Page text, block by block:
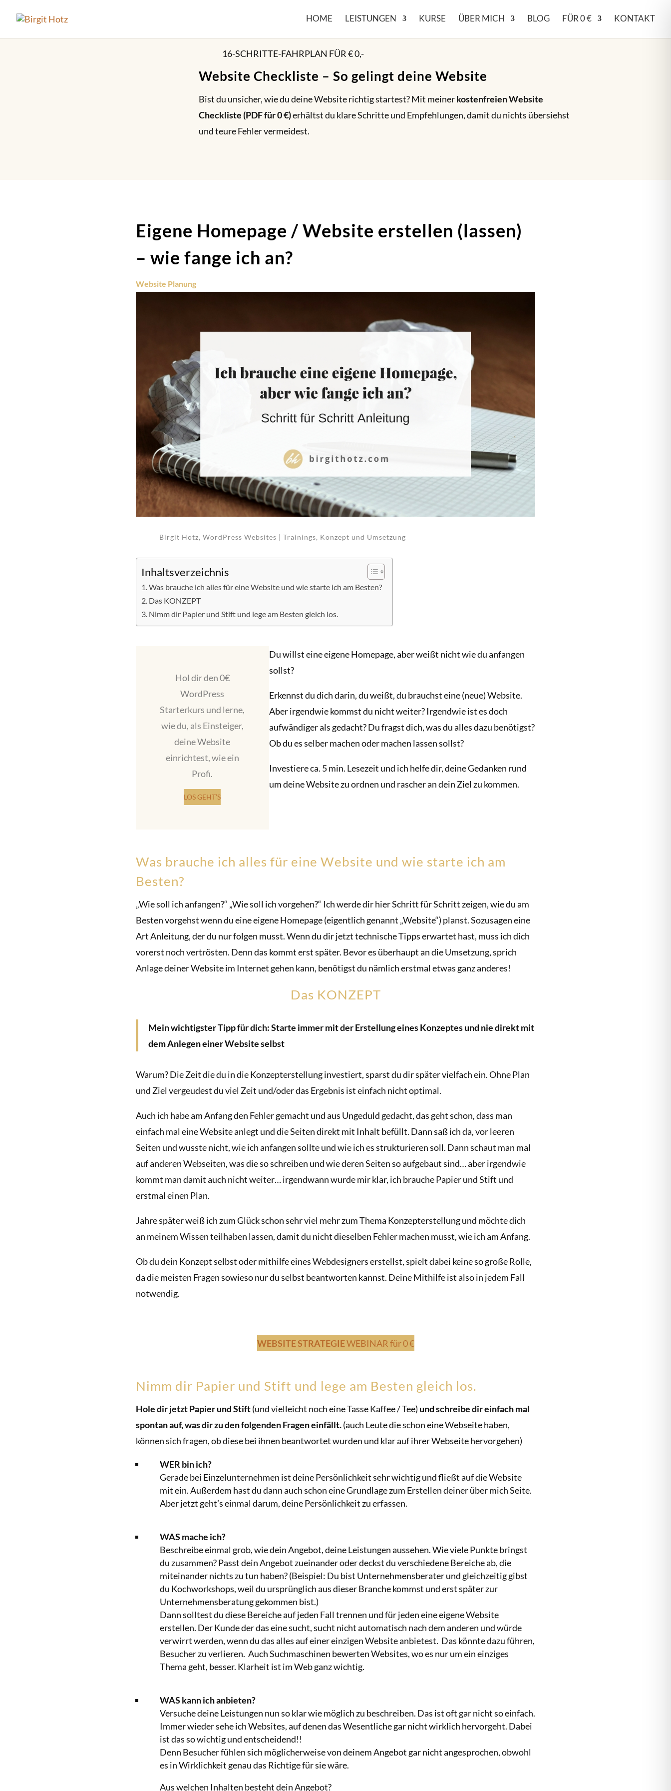
HOME LEISTUNGEN KURSE ÜBER MICH BLOG FÜR 0 € KONTAKT
16-SCHRITTE-FAHRPLAN FÜR € 0,-
Website Checkliste – So gelingt deine Website
Bist du unsicher, wie du deine Website richtig startest? Mit meinerkostenfreien Website
Checkliste (PDF für 0 €)erhältst du klare Schritte und Empfehlungen, damit du nichts übersiehst
und teure Fehler vermeidest.
Eigene Homepage / Website erstellen (lassen)
– wie fange ich an?
Website Planung
Birgit Hotz, WordPress Websites | Trainings, Konzept und Umsetzung
Inhaltsverzeichnis
Was brauche ich alles für eine Website und wie starte ich am Besten?
Das KONZEPT
Nimm dir Papier und Stift und lege am Besten gleich los.
Hol dir den 0€
WordPress
Starterkurs und lerne,
wie du, als Einsteiger,
deine Website
einrichtest, wie ein
Profi.
LOS GEHT’S
Du willst eine eigene Homepage, aber weißt nicht wie du anfangen
sollst?
Erkennst du dich darin, du weißt, du brauchst eine (neue) Website.
Aber irgendwie kommst du nicht weiter? Irgendwie ist es doch
aufwändiger als gedacht? Du fragst dich, was du alles dazu benötigst?
Ob du es selber machen oder machen lassen sollst?
Investiere ca. 5 min. Lesezeit und ich helfe dir, deine Gedanken rund
um deine Website zu ordnen und rascher an dein Ziel zu kommen.
Was brauche ich alles für eine Website und wie starte ich am
Besten?
„Wie soll ich anfangen?“ „Wie soll ich vorgehen?“ Ich werde dir hier Schritt für Schritt zeigen, wie du am
Besten vorgehst wenn du eine eigene Homepage (eigentlich genannt „Website“) planst. Sozusagen eine
Art Anleitung, der du nur folgen musst. Wenn du dir jetzt technische Tipps erwartet hast, muss ich dich
vorerst noch vertrösten. Denn das kommt erst später. Bevor es überhaupt an die Umsetzung, sprich
Anlage deiner Website im Internet gehen kann, benötigst du nämlich erstmal etwas ganz anderes!
Das KONZEPT
Mein wichtigster Tipp für dich: Starte immer mit der Erstellung eines Konzeptes und nie direkt mit
dem Anlegen einer Website selbst
Warum? Die Zeit die du in die Konzepterstellung investiert, sparst du dir später vielfach ein. Ohne Plan
und Ziel vergeudest du viel Zeit und/oder das Ergebnis ist einfach nicht optimal.
Auch ich habe am Anfang den Fehler gemacht und aus Ungeduld gedacht, das geht schon, dass man
einfach mal eine Website anlegt und die Seiten direkt mit Inhalt befüllt. Dann saß ich da, vor leeren
Seiten und wusste nicht, wie ich anfangen sollte und wie ich es strukturieren soll. Dann schaut man mal
auf anderen Webseiten, was die so schreiben und wie deren Seiten so aufgebaut sind… aber irgendwie
kommt man damit auch nicht weiter… irgendwann wurde mir klar, ich brauche Papier und Stift und
erstmal einen Plan.
Jahre später weiß ich zum Glück schon sehr viel mehr zum Thema Konzepterstellung und möchte dich
an meinem Wissen teilhaben lassen, damit du nicht dieselben Fehler machen musst, wie ich am Anfang.
Ob du dein Konzept selbst oder mithilfe eines Webdesigners erstellst, spielt dabei keine so große Rolle,
da die meisten Fragen sowieso nur du selbst beantworten kannst. Deine Mithilfe ist also in jedem Fall
notwendig.
WEBSITE STRATEGIEWEBINAR für 0 €
Nimm dir Papier und Stift und lege am Besten gleich los.
Hole dir jetzt Papier und Stift(und vielleicht noch eine Tasse Kaffee / Tee) und schreibe dir einfach mal
spontan auf, was dir zu den folgenden Fragen einfällt.(auch Leute die schon eine Webseite haben,
können sich fragen, ob diese bei ihnen beantwortet wurden und klar auf ihrer Webseite hervorgehen)
WER bin ich?
Gerade bei Einzelunternehmen ist deine Persönlichkeit sehr wichtig und fließt auf die Website
mit ein. Außerdem hast du dann auch schon eine Grundlage zum Erstellen deiner über mich Seite.
Aber jetzt geht’s einmal darum, deine Persönlichkeit zu erfassen.
WAS mache ich?
Beschreibe einmal grob, wie dein Angebot, deine Leistungen aussehen. Wie viele Punkte bringst
du zusammen? Passt dein Angebot zueinander oder deckst du verschiedene Bereiche ab, die
miteinander nichts zu tun haben? (Beispiel: Du bist Unternehmensberater und gleichzeitig gibst
du Kochworkshops, weil du ursprünglich aus dieser Branche kommst und erst später zur
Unternehmensberatung gekommen bist.)
Dann solltest du diese Bereiche auf jeden Fall trennen und für jeden eine eigene Website
erstellen. Der Kunde der das eine sucht, sucht nicht automatisch nach dem anderen und würde
verwirrt werden, wenn du das alles auf einer einzigen Website anbietest. Das könnte dazu führen,
Besucher zu verlieren. Auch Suchmaschinen bewerten Websites, wo es nur um ein einziges
Thema geht, besser. Klarheit ist im Web ganz wichtig.
WAS kann ich anbieten?
Versuche deine Leistungen nun so klar wie möglich zu beschreiben. Das ist oft gar nicht so einfach.
Immer wieder sehe ich Websites, auf denen das Wesentliche gar nicht wirklich hervorgeht. Dabei
ist das so wichtig und entscheidend!!
Denn Besucher fühlen sich möglicherweise von deinem Angebot gar nicht angesprochen, obwohl
es in Wirklichkeit genau das Richtige für sie wäre.
Aus welchen Inhalten besteht dein Angebot?